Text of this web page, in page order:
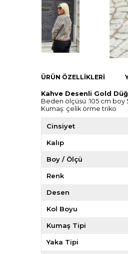
ÜRÜN ÖZELLIKLERI
Kahve Desenli Gold
Beden ölçüsü :105 cm boy
Kumaş: çelik örme triko
Cinsiyet
Kalıp
Boy / Ölçü
Renk
Desen
Kol Boyu
Kumaş Tipi
Yaka Tipi